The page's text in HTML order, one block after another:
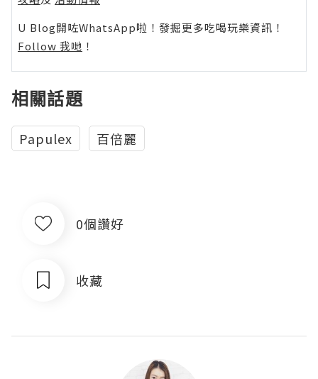
U Blog開咗WhatsApp啦！發掘更多吃喝玩樂資訊！
Follow 我哋 ！
相關話題
Papulex 百倍麗
0個讚好
收藏